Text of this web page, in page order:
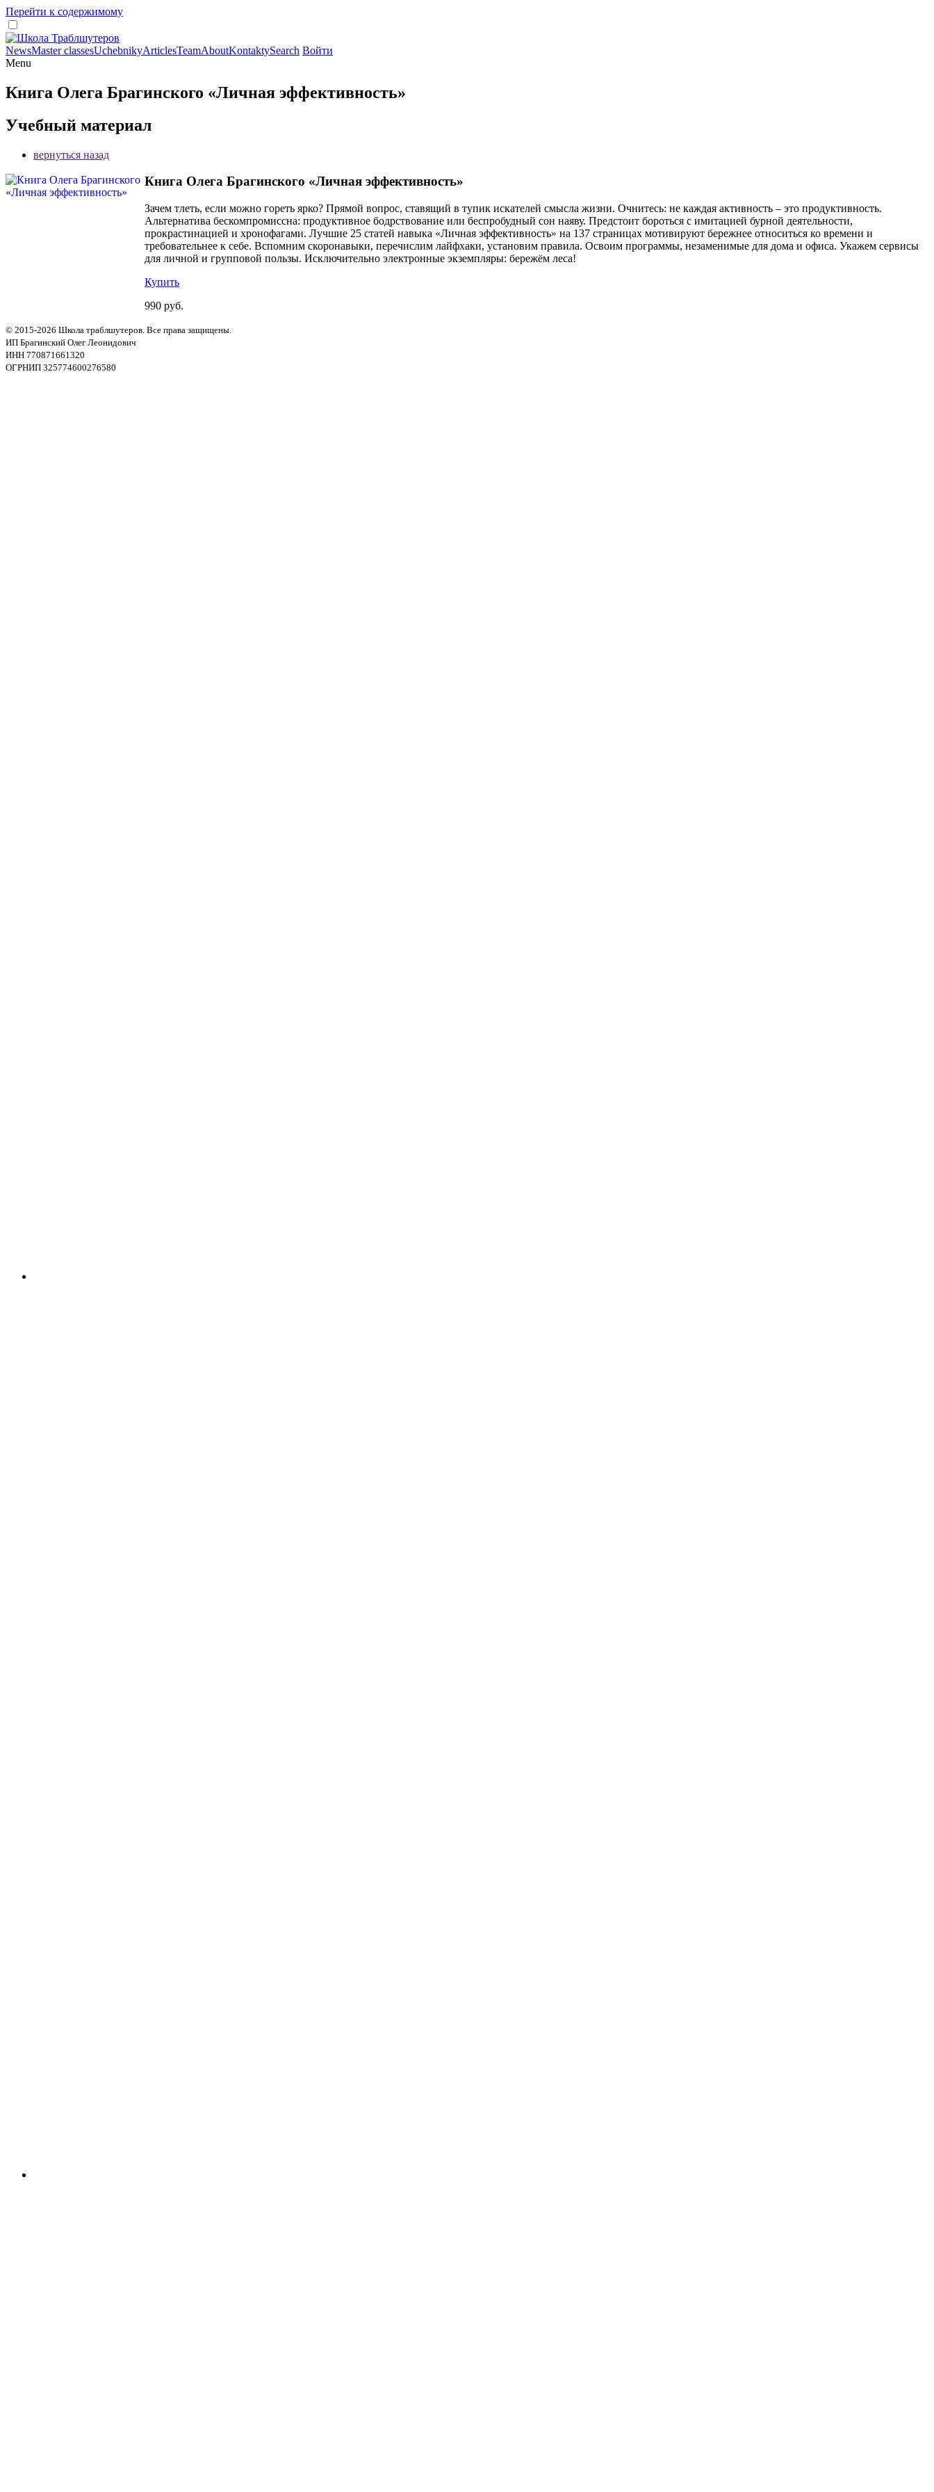
Перейти к содержимому
NewsMaster classesUchebnikyArticlesTeamAboutKontaktySearch Войти
Menu
Книга Олега Брагинского «Личная эффективность»
Учебный материал
вернуться назад
Книга Олега Брагинского «Личная эффективность»
Зачем тлеть, если можно гореть ярко? Прямой вопрос, ставящий в тупик искателей смысла жизни. Очнитесь: не каждая активность – это продуктивность.
Альтернатива бескомпромиссна: продуктивное бодрствование или беспробудный сон наяву. Предстоит бороться с имитацией бурной деятельности,
прокрастинацией и хронофагами. Лучшие 25 статей навыка «Личная эффективность» на 137 страницах мотивируют бережнее относиться ко времени и
требовательнее к себе. Вспомним скоронавыки, перечислим лайфхаки, установим правила. Освоим программы, незаменимые для дома и офиса. Укажем сервисы
для личной и групповой пользы. Исключительно электронные экземпляры: бережём леса!
Купить
990 руб.
© 2015-2026 Школа траблшутеров. Все права защищены.
ИП Брагинский Олег Леонидович
ИНН 770871661320
ОГРНИП 325774600276580